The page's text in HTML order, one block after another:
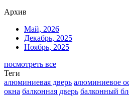
Архив
Май, 2026
Декабрь, 2025
Ноябрь, 2025
посмотреть все
Теги
алюминиевая дверь алюминиевое
окна балконная дверь балконный